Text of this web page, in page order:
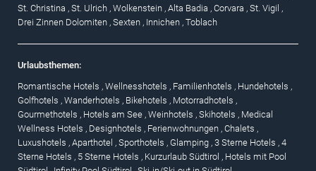
St. Christina , St. Ulrich , Wolkenstein , Alta Badia , Corvara , St. Vigil ,
Drei Zinnen Dolomiten , Sexten , Innichen , Toblach
Urlaubsthemen:
Romantische Hotels , Wellnesshotels , Familienhotels , Hundehotels ,
Golfhotels , Wanderhotels , Bikehotels , Motorradhotels ,
Gourmethotels , Hotels am See , Weinhotels , Skihotels , Medical
Wellness Hotels , Designhotels , Ferienwohnungen , Chalets ,
Luxushotels , Aparthotel , Sporthotels , Glamping , 3 Sterne Hotels , 4
Sterne Hotels , 5 Sterne Hotels , Kurzurlaub Südtirol , Hotels mit Pool